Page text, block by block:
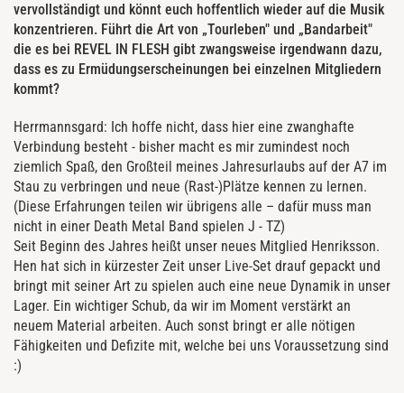
vervollständigt und könnt euch hoffentlich wieder auf die Musik
konzentrieren. Führt die Art von „Tourleben" und „Bandarbeit"
die es bei REVEL IN FLESH gibt zwangsweise irgendwann dazu,
dass es zu Ermüdungserscheinungen bei einzelnen Mitgliedern
kommt?
Herrmannsgard: Ich hoffe nicht, dass hier eine zwanghafte
Verbindung besteht - bisher macht es mir zumindest noch
ziemlich Spaß, den Großteil meines Jahresurlaubs auf der A7 im
Stau zu verbringen und neue (Rast-)Plätze kennen zu lernen.
(Diese Erfahrungen teilen wir übrigens alle – dafür muss man
nicht in einer Death Metal Band spielen J - TZ)
Seit Beginn des Jahres heißt unser neues Mitglied Henriksson.
Hen hat sich in kürzester Zeit unser Live-Set drauf gepackt und
bringt mit seiner Art zu spielen auch eine neue Dynamik in unser
Lager. Ein wichtiger Schub, da wir im Moment verstärkt an
neuem Material arbeiten. Auch sonst bringt er alle nötigen
Fähigkeiten und Defizite mit, welche bei uns Voraussetzung sind
:)